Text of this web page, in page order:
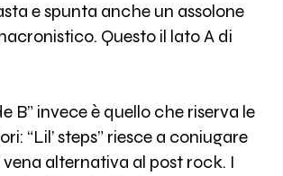
e spunta anche un assolone
Questo il lato A di
B” invece è quello che riserva le
“Lil’ steps” riesce a coniugare
alternativa al post rock. I